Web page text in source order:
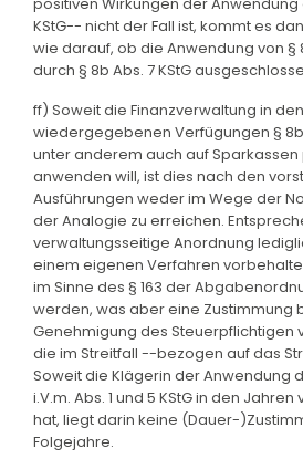
KStG-- nicht der Fall ist, kommt es
wie darauf, ob die Anwendung von §
durch § 8b Abs. 7 KStG
ff) Soweit die Finanzverwaltung in
wiedergegebenen Verfügungen § 8b
unter anderem auch auf Sparkassen
anwenden will, ist dies nach den
Ausführungen weder im Wege der
der Analogie zu erreichen.
verwaltungsseitige Anordnung
einem eigenen Verfahren
im Sinne des § 163 der
werden, was aber eine Zustimmung
Genehmigung des Steuerpflichtigen
die im Streitfall --bezogen auf das
Soweit die Klägerin der Anwendung
i.V.m. Abs. 1 und 5 KStG in den Jahren
hat, liegt darin keine (Dauer-
Folgejahre.